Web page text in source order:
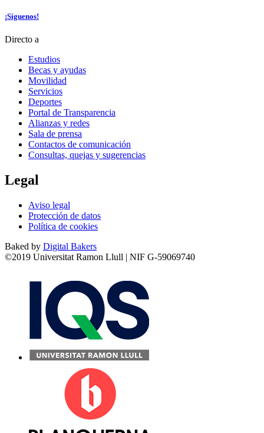
¡Síguenos!
Directo a
Estudios
Becas y ayudas
Movilidad
Servicios
Deportes
Portal de Transparencia
Alianzas y redes
Sala de prensa
Contactos de comunicación
Consultas, quejas y sugerencias
Legal
Aviso legal
Protección de datos
Política de cookies
Baked by Digital Bakers
©2019 Universitat Ramon Llull | NIF G-59069740